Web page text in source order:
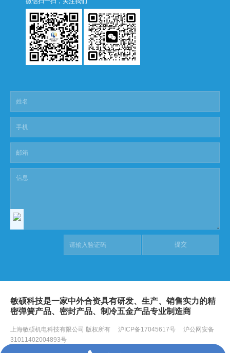
敏硕科技是一家中外合资具有研发、生产、销售实力的精
密弹簧产品、密封产品、制冷五金产品专业制造商
上海敏硕机电科技有限公司 版权所有 沪ICP备17045617号
沪公网安备
31011402004893号
网站地图